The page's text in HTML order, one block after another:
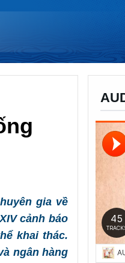
gia về
cảnh báo
khai thác.
ngân hàng